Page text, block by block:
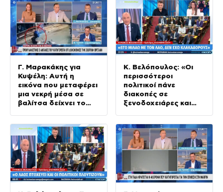
Γ. Μαρακάκης για
Κυψέλη: Αυτή η
εικόνα που μεταφέρει
μια νεκρή μέσα σε
βαλίτσα δείχνει το
Κ. Βελόπουλος: «Οι
περισσότεροι
πολιτικοί πάνε
διακοπές σε
ξενοδοχειάρες και